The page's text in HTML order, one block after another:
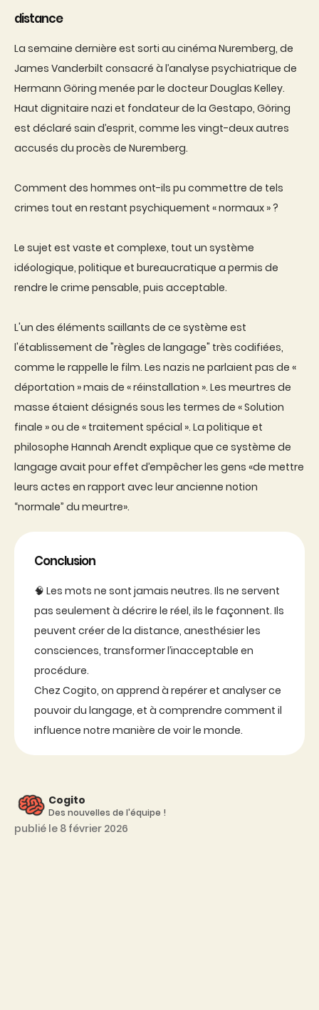
distance
La semaine dernière est sorti au cinéma Nuremberg, de
James Vanderbilt consacré à l’analyse psychiatrique de
Hermann Göring menée par le docteur Douglas Kelley.
Haut dignitaire nazi et fondateur de la Gestapo, Göring
est déclaré sain d’esprit, comme les vingt-deux autres
accusés du procès de Nuremberg.
Comment des hommes ont-ils pu commettre de tels
crimes tout en restant psychiquement « normaux » ?
Le sujet est vaste et complexe, tout un système
idéologique, politique et bureaucratique a permis de
rendre le crime pensable, puis acceptable.
L'un des éléments saillants de ce système est
l'établissement de "règles de langage" très codifiées,
comme le rappelle le film. Les nazis ne parlaient pas de «
déportation » mais de « réinstallation ». Les meurtres de
masse étaient désignés sous les termes de « Solution
finale » ou de « traitement spécial ». La politique et
philosophe Hannah Arendt explique que ce système de
langage avait pour effet d’empêcher les gens «de mettre
leurs actes en rapport avec leur ancienne notion
“normale” du meurtre».
Conclusion
🧠 Les mots ne sont jamais neutres. Ils ne servent
pas seulement à décrire le réel, ils le façonnent. Ils
peuvent créer de la distance, anesthésier les
consciences, transformer l’inacceptable en
procédure.
Chez Cogito, on apprend à repérer et analyser ce
pouvoir du langage, et à comprendre comment il
influence notre manière de voir le monde.
Cogito
Des nouvelles de l'équipe !
publié le 8 février 2026